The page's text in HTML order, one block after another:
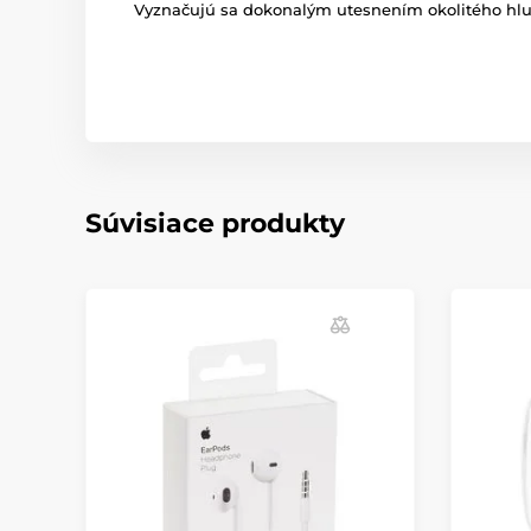
Vyznačujú sa dokonalým utesnením okolitého
Súvisiace produkty